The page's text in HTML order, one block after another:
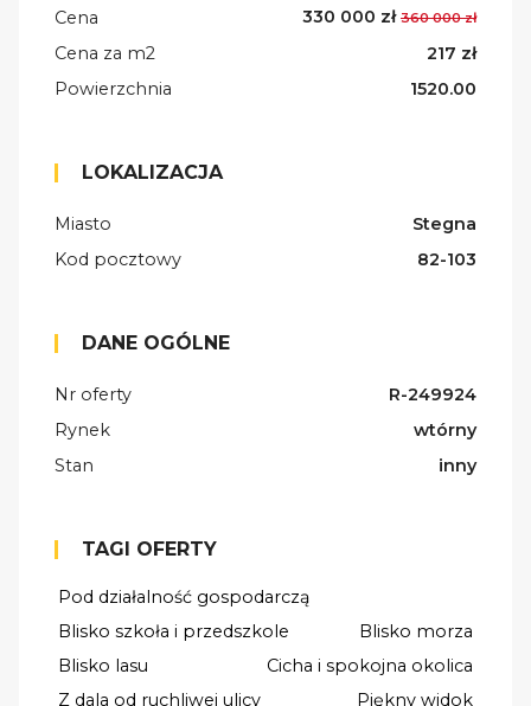
Cena 330 000 zł 360 000 zł
Cena za m2
217 zł
Powierzchnia
1520.00
LOKALIZACJA
Miasto
Stegna
Kod pocztowy
82-103
DANE OGÓLNE
Nr oferty
R-249924
Rynek
wtórny
Stan
inny
TAGI OFERTY
Pod działalność gospodarczą
Blisko szkoła i przedszkole
Blisko morza
Blisko lasu
Cicha i spokojna okolica
Z dala od ruchliwej ulicy
Piękny widok